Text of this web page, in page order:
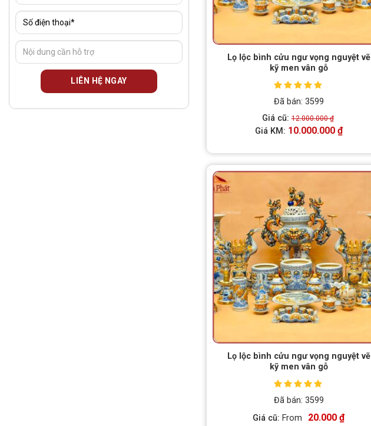
Lọ lộc bình cửu ngư vọng nguyệt vẽ
kỹ men vân gỗ
Được xếp
hạng5.005
sao
Đã bán: 3599
Giá cũ: 12.000.000₫
Giá KM: 10.000.000₫
Lọ lộc bình cửu ngư vọng nguyệt vẽ
kỹ men vân gỗ
Được xếp
hạng5.005
sao
Đã bán: 3599
Giá cũ: From 20.000₫